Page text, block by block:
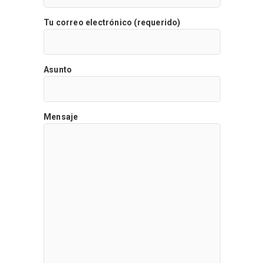
Tu correo electrónico (requerido)
Asunto
Mensaje